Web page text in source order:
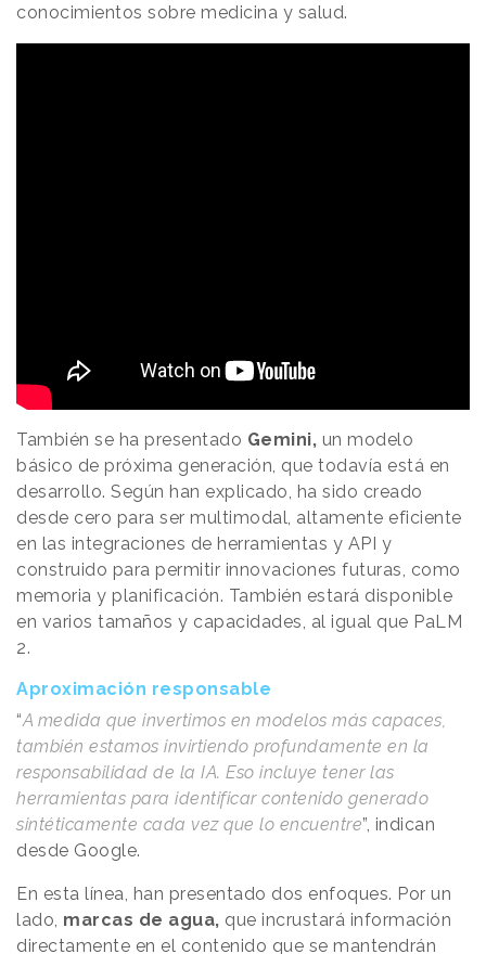
conocimientos sobre medicina y salud.
También se ha presentado Gemini, un modelo
básico de próxima generación, que todavía está en
desarrollo. Según han explicado, ha sido creado
desde cero para ser multimodal, altamente eficiente
en las integraciones de herramientas y API y
construido para permitir innovaciones futuras, como
memoria y planificación. También estará disponible
en varios tamaños y capacidades, al igual que PaLM
2.
Aproximación responsable
“A medida que invertimos en modelos más capaces,
también estamos invirtiendo profundamente en la
responsabilidad de la IA. Eso incluye tener las
herramientas para identificar contenido generado
sintéticamente cada vez que lo encuentre”, indican
desde Google.
En esta línea, han presentado dos enfoques. Por un
lado, marcas de agua, que incrustará información
directamente en el contenido que se mantendrán